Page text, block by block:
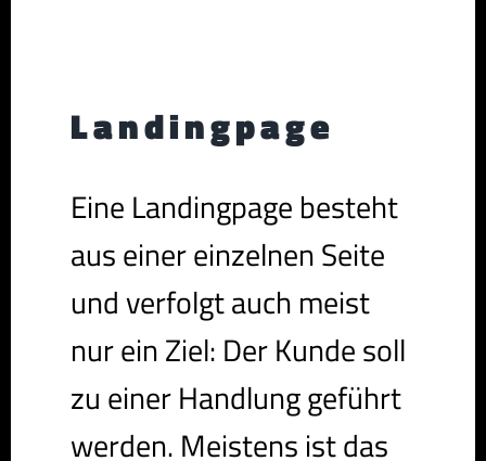
Landingpage
Eine Landingpage besteht
aus einer einzelnen Seite
und verfolgt auch meist
nur ein Ziel: Der Kunde soll
zu einer Handlung geführt
werden. Meistens ist das